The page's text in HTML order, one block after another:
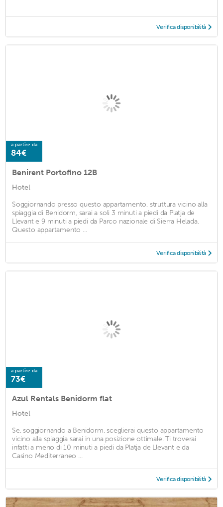
Verifica disponibilità
a partire da
84€
Benirent Portofino 12B
Hotel
Soggiornando presso questo appartamento, struttura vicino alla
spiaggia di Benidorm, sarai a soli 3 minuti a piedi da Platja de
Llevant e 9 minuti a piedi da Parco nazionale di Sierra Helada.
Questo appartamento ...
Verifica disponibilità
a partire da
73€
Azul Rentals Benidorm flat
Hotel
Se, soggiornando a Benidorm, sceglierai questo appartamento
vicino alla spiaggia sarai in una posizione ottimale. Ti troverai
infatti a meno di 10 minuti a piedi da Platja de Llevant e da
Casino Mediterraneo ...
Verifica disponibilità